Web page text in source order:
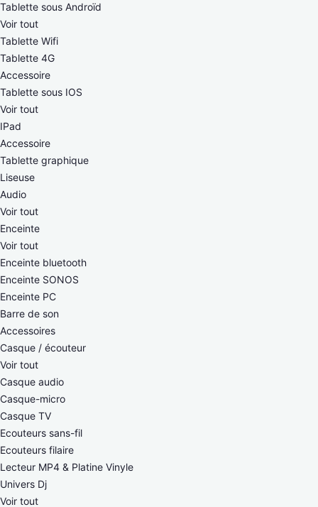
Tablette sous Androïd
Voir tout
Tablette Wifi
Tablette 4G
Accessoire
Tablette sous IOS
Voir tout
IPad
Accessoire
Tablette graphique
Liseuse
Audio
Voir tout
Enceinte
Voir tout
Enceinte bluetooth
Enceinte SONOS
Enceinte PC
Barre de son
Accessoires
Casque / écouteur
Voir tout
Casque audio
Casque-micro
Casque TV
Ecouteurs sans-fil
Ecouteurs filaire
Lecteur MP4 & Platine Vinyle
Univers Dj
Voir tout